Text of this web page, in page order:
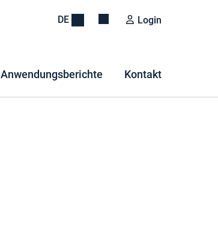
DE Login
Anwendungsberichte Kontakt